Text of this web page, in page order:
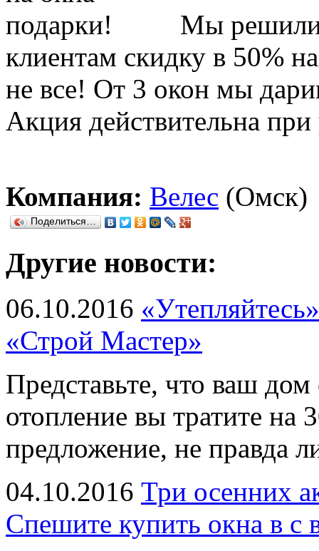
Мы решили
клиентам скидку в 50%
не все! От 3 окон мы
Акция действительна
Компания: Велес (Омск)
Поделиться…
Другие новости:
06.10.2016
«Строй Мастер»
Представьте, что ваш дом
отопление вы тратите на
предложение, не правда
04.10.2016 Три осенних
Спешите купить окна в с